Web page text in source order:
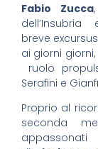
Fabio Zucca
dell’Insubria
breve
ai giorni
ruolo
Serafini e
Proprio al
seconda